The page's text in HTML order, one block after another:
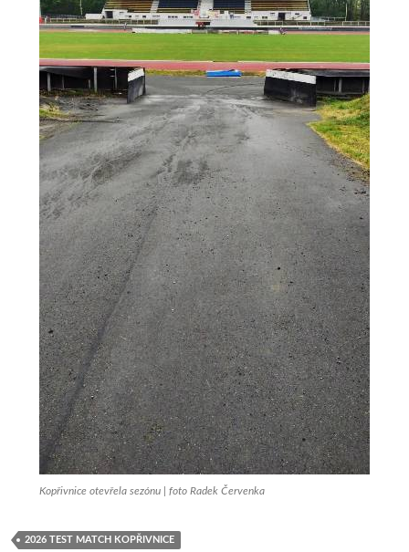
Kopřivnice otevřela sezónu | foto Radek Červenka
2026 TEST MATCH KOPŘIVNICE